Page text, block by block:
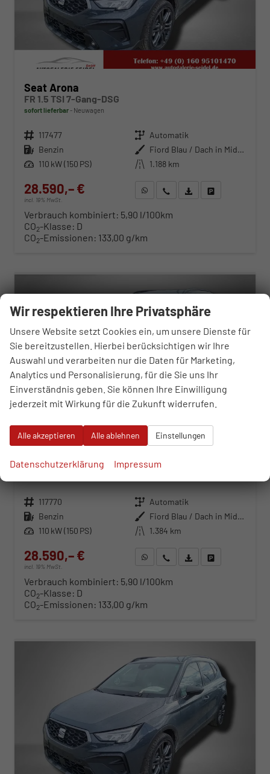
Seat Arona
FR 1.5 TSI 7-Gang-DSG
sofort lieferbar Neuwagen
Fahrzeugnr. 117477 Getriebe Automatik
Kraftstoff Benzin Außenfarbe
Fiord Blau / Dach in Midnight Schwarz Metallic
Leistung 110 kW (150 PS) Kilometerstand 1.188 km
28.590,– €
incl. 19% MwSt.
WhatsApp anfragen
Wir rufen Sie anFahrzeugexposé (PDF)
Verbrauch kombiniert: 5,90 l/100km
CO2-Klasse: D
CO2-Emissionen: 133,00 g/km
FR 1.5 TSI 7-Gang-DSG
Fahrzeugnr. 117770 Getriebe Automatik
Kraftstoff Benzin Außenfarbe
Fiord Blau / Dach in Midnight Schwarz Metallic
Leistung 110 kW (150 PS) Kilometerstand 1.384 km
28.590,– €
incl. 19% MwSt.
WhatsApp anfragen
Wir rufen Sie anFahrzeugexposé (PDF)
Verbrauch kombiniert: 5,90 l/100km
CO2-Klasse: D
CO2-Emissionen: 133,00 g/km
Wir respektieren Ihre Privatsphäre
Unsere Website setzt Cookies ein, um unsere Dienste für
Sie bereitzustellen. Hierbei berücksichtigen wir Ihre
Auswahl und verarbeiten nur die Daten für Marketing,
Analytics und Personalisierung, für die Sie uns Ihr
Einverständnis geben. Sie können Ihre Einwilligung
jederzeit mit Wirkung für die Zukunft widerrufen.
Alle akzeptieren Alle ablehnen Einstellungen
Datenschutzerklärung Impressum